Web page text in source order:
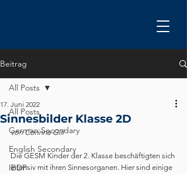
Beitrag
All Posts
German Secondary
English Secondary
IBDP
All Posts
Sinnesbilder Klasse 2D
17. Juni 2022
von Corinna Gill
Die GESM Kinder der 2. Klasse beschäftigten sich
intensiv mit ihren Sinnesorganen. Hier sind einige